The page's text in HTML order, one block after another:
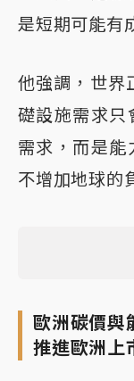
是短期可能有
他強調，世界
礎設施需求只
需求，而是能
不增加地球的
歐洲碳價
推進歐洲上